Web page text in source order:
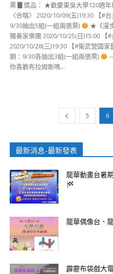
票 ▊獎品： ★歡慶東吳大學120週
〈合唱〉 2020/10/09(五)19:30 【#
9/30抽出5組(一組兩張票)
★《漫
獨奏家樂團 2020/10/25(日)15:00 【#
2020/10/28(三)19:30 【#衛武營國家
期：9/30各抽出3組(一組兩張票)
你喜歡布拉姆斯嗎...
5 6
最新消息-最新發表
龍華動畫台暑
龍華偶像台、
霹靂布袋戲大